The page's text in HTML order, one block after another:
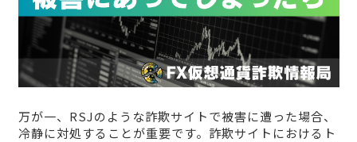
万が一、RSJのような詐欺サイトで被害に遭った場合、
冷静に対処することが重要です。詐欺サイトにおけるト